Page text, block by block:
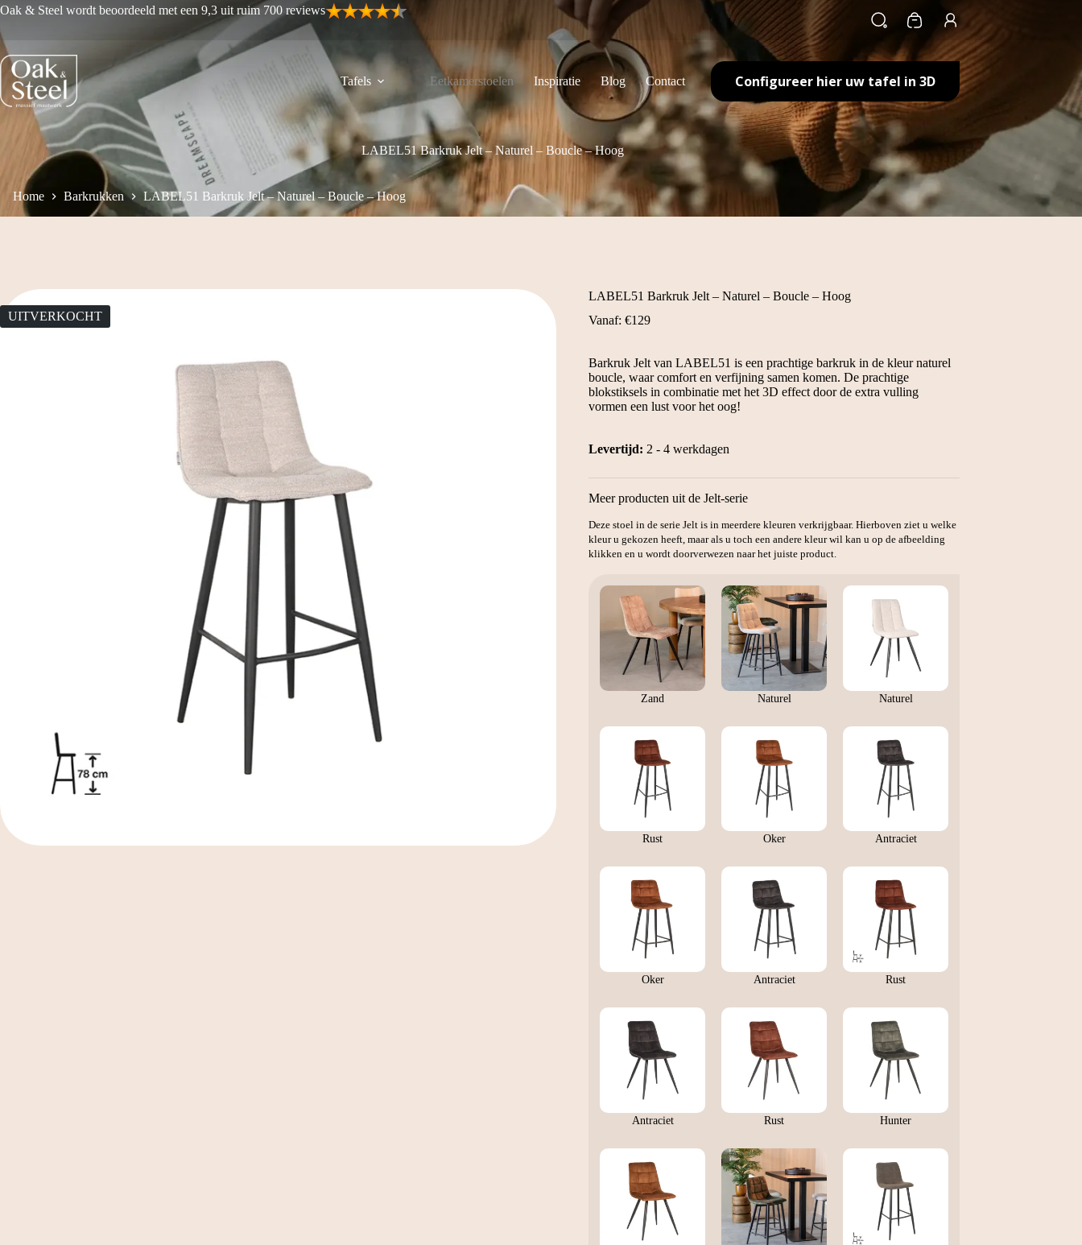
Ga
de
inhoud
Oak & Steel wordt beoordeeld met een 9,3 uit ruim 700 reviews
Winkelwagen
Tafels Eetkamerstoelen Inspiratie Blog Contact Configureer hier uw tafel in 3D
LABEL51 Barkruk Jelt – Naturel – Boucle – Hoog
Home Barkrukken LABEL51 Barkruk Jelt – Naturel – Boucle – Hoog
UITVERKOCHT
LABEL51 Barkruk Jelt – Naturel – Boucle – Hoog
Vanaf:€129
Barkruk Jelt van LABEL51 is een prachtige barkruk in de kleur naturel
boucle, waar comfort en verfijning samen komen. De prachtige
blokstiksels in combinatie met het 3D effect door de extra vulling
vormen een lust voor het oog!
Levertijd: 2 - 4 werkdagen
Meer producten uit de Jelt-serie
Deze stoel in de serie Jelt is in meerdere kleuren verkrijgbaar. Hierboven ziet u welke
kleur u gekozen heeft, maar als u toch een andere kleur wil kan u op de afbeelding
klikken en u wordt doorverwezen naar het juiste product.
Zand Naturel Naturel
Rust Oker Antraciet
Oker Antraciet Rust
Antraciet Rust Hunter